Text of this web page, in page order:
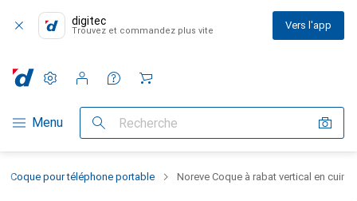
digitec
Trouvez et commandez plus vite Vers l'app
Navigation par catégorie
Menu Recherche
Paramètres
Compte client
Listes de comparaison
Listes d'envies
Panier
Coque pour téléphone portable Noreve Coque à rabat vertical en cuir